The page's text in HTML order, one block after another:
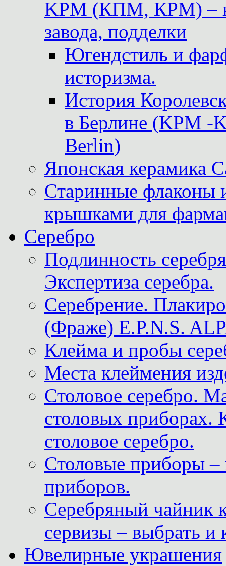
KPM (КПМ, КРМ) –
завода, подделки
Югендстиль и
историзма.
История
в Берлине (KPM -
Berlin)
Японская керамика
Старинные флаконы
крышками для
Серебро
Подлинность
Экспертиза серебра.
Серебрение.
(Фраже) E.P.N.S.
Клейма и пробы
Места клеймения
Столовое серебро.
столовых приборах.
столовое серебро.
Столовые приборы –
приборов.
Серебряный чайник
сервизы – выбрать и
Ювелирные украшения